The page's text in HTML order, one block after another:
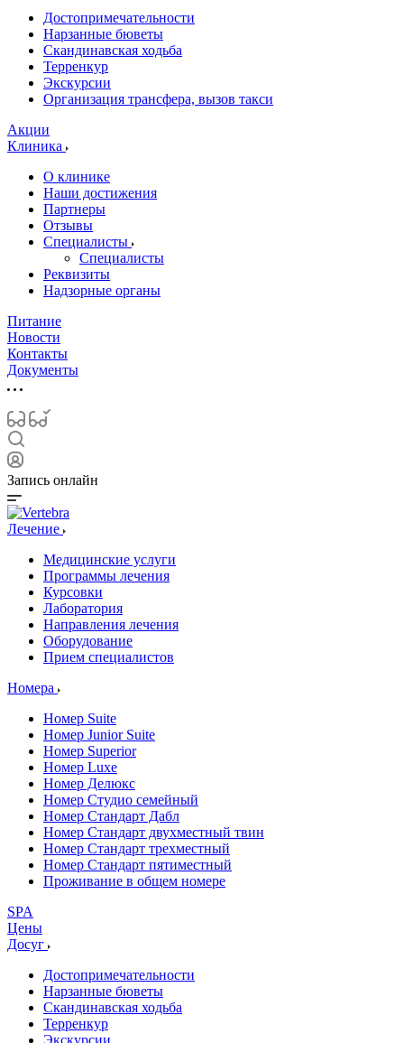
Достопримечательности
Нарзанные бюветы
Скандинавская ходьба
Терренкур
Экскурсии
Организация трансфера, вызов такси
Акции
Клиника
О клинике
Наши достижения
Партнеры
Отзывы
Специалисты
Специалисты
Реквизиты
Надзорные органы
Питание
Новости
Контакты
Документы
Запись онлайн
Лечение
Медицинские услуги
Программы лечения
Курсовки
Лаборатория
Направления лечения
Оборудование
Прием специалистов
Номера
Номер Suite
Номер Junior Suite
Номер Superior
Номер Luxe
Номер Делюкс
Номер Студио семейный
Номер Стандарт Дабл
Номер Стандарт двухместный твин
Номер Стандарт трехместный
Номер Стандарт пятиместный
Проживание в общем номере
SPA
Цены
Досуг
Достопримечательности
Нарзанные бюветы
Скандинавская ходьба
Терренкур
Экскурсии